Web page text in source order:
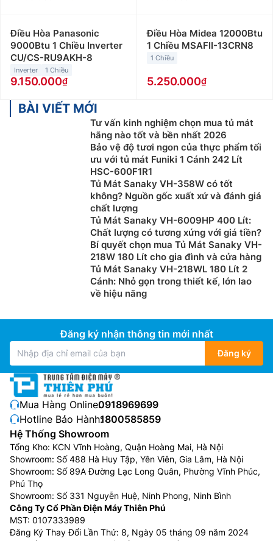
Điều Hòa Panasonic
9000Btu 1 Chiều Inverter
CU/CS-RU9AKH-8
Inverter 1 Chiều
9.150.000
Điều Hòa Midea 12000Btu
1 Chiều MSAFII-13CRN8
1 Chiều
5.250.000
BÀI VIẾT MỚI
Tư vấn kinh nghiệm chọn mua tủ mát
hãng nào tốt và bền nhất 2026
Bảo vệ độ tươi ngon của thực phẩm tối
ưu với tủ mát Funiki 1 Cánh 242 Lít
HSC-600F1R1
Tủ Mát Sanaky VH-358W có tốt
không? Nguồn gốc xuất xứ và đánh giá
chất lượng
Tủ Mát Sanaky VH-6009HP 400 Lít:
Chất lượng có tương xứng với giá tiền?
Bí quyết chọn mua Tủ Mát Sanaky VH-
218W 180 Lít cho gia đình và cửa hàng
Tủ Mát Sanaky VH-218WL 180 Lít 2
Cánh: Nhỏ gọn trong thiết kế, lớn lao
về hiệu năng
Đăng ký nhận thông tin mới nhất
Đăng ký
Mua Hàng Online:0918969699
Hotline Bảo Hành:1800585859
Hệ Thống Showroom
Tổng Kho: KCN Vĩnh Hoàng, Quận Hoàng Mai, Hà Nội
Showroom: Số 488 Hà Huy Tập, Yên Viên, Gia Lâm, Hà Nội
Showroom: Số 89A Đường Lạc Long Quân, Phường Vĩnh Phúc,
Phú Thọ
Showroom: Số 331 Nguyễn Huệ, Ninh Phong, Ninh Bình
Công Ty Cổ Phần Điện Máy Thiên Phú
MST: 0107333989
Đăng Ký Thay Đổi Lần Thứ: 8, Ngày 05 tháng 09 năm 2024